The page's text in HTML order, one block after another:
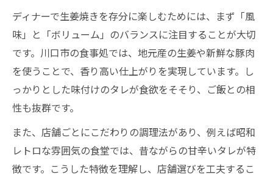
ディナーで生姜焼きを存分に楽しむためには、まず「風
味」と「ボリューム」のバランスに注目することが大切
です。川口市の食事処では、地元産の生姜や新鮮な豚肉
を使うことで、香り高い仕上がりを実現しています。し
っかりとした味付けのタレが食欲をそそり、ご飯との相
性も抜群です。
また、店舗ごとにこだわりの調理法があり、例えば昭和
レトロな雰囲気の食堂では、昔ながらの甘辛いタレが特
徴です。こうした特徴を理解し、店舗選びを工夫するこ